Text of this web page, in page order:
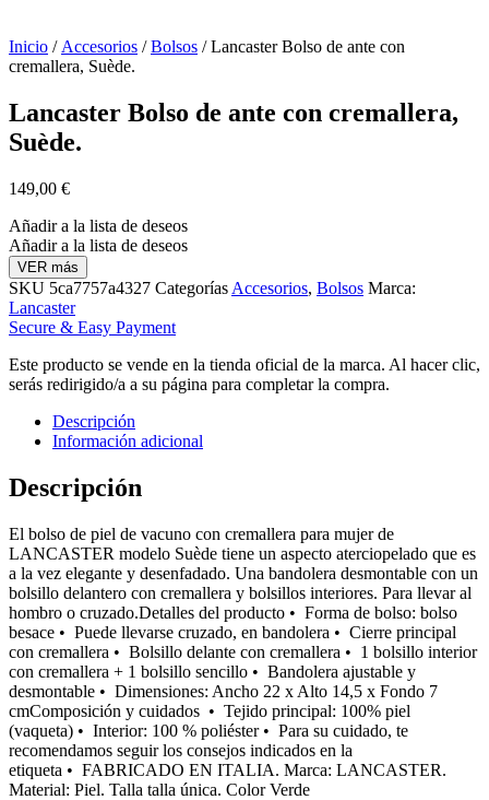
Inicio / Accesorios /Bolsos / Lancaster Bolso de ante con
cremallera, Suède.
Lancaster Bolso de ante con cremallera,
Suède.
149,00 €
Añadir a la lista de deseos
Añadir a la lista de deseos
VER más
SKU 5ca7757a4327 Categorías Accesorios, Bolsos Marca:
Lancaster
Secure & Easy Payment
Este producto se vende en la tienda oficial de la marca. Al hacer clic,
serás redirigido/a a su página para completar la compra.
Descripción
Información adicional
Descripción
El bolso de piel de vacuno con cremallera para mujer de
LANCASTER modelo Suède tiene un aspecto aterciopelado que es
a la vez elegante y desenfadado. Una bandolera desmontable con un
bolsillo delantero con cremallera y bolsillos interiores. Para llevar al
hombro o cruzado.Detalles del producto • Forma de bolso: bolso
besace • Puede llevarse cruzado, en bandolera • Cierre principal
con cremallera • Bolsillo delante con cremallera • 1 bolsillo interior
con cremallera + 1 bolsillo sencillo • Bandolera ajustable y
desmontable • Dimensiones: Ancho 22 x Alto 14,5 x Fondo 7
cmComposición y cuidados • Tejido principal: 100% piel
(vaqueta) • Interior: 100 % poliéster • Para su cuidado, te
recomendamos seguir los consejos indicados en la
etiqueta • FABRICADO EN ITALIA. Marca: LANCASTER.
Material: Piel. Talla talla única. Color Verde